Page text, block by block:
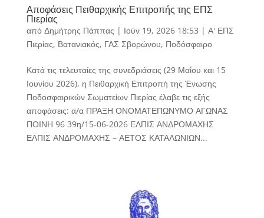
Αποφάσεις Πειθαρχικής Επιτροπής της ΕΠΣ
Πιερίας
από Δημήτρης Πάππας | Ιούν 19, 2026 18:53 | Α' ΕΠΣ
Πιερίας, Βατανιακός, ΓΑΣ Σβορώνου, Ποδόσφαιρο
Κατά τις τελευταίες της συνεδριάσεις (29 Μαΐου και 15
Ιουνίου 2026), η Πειθαρχική Επιτροπή της Ένωσης
Ποδοσφαιρικών Σωματείων Πιερίας έλαβε τις εξής
αποφάσεις: α/α ΠΡΑΞΗ ΟΝΟΜΑΤΕΠΩΝΥΜΟ ΑΓΩΝΑΣ
ΠΟΙΝΗ 96 39η/15-06-2026 ΕΛΠΙΣ ΑΝΔΡΟΜΑΧΗΣ
ΕΛΠΙΣ ΑΝΔΡΟΜΑΧΗΣ – ΑΕΤΟΣ ΚΑΤΑΛΩΝΙΩΝ...